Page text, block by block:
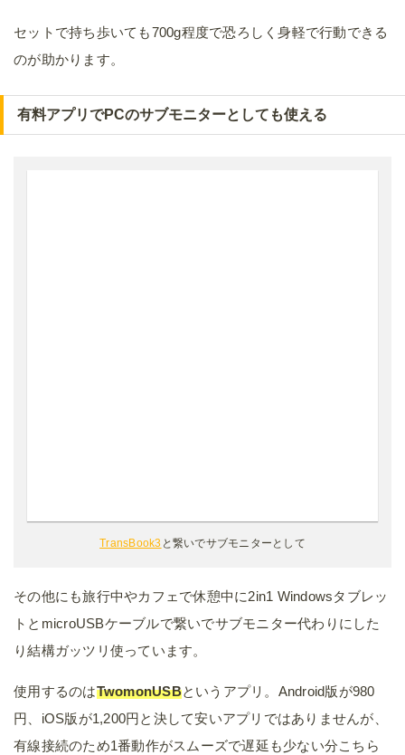
セットで持ち歩いても700g程度で恐ろしく身軽で行動できる
のが助かります。
有料アプリでPCのサブモニターとしても使える
TransBook3 と繋いでサブモニターとして
その他にも旅行中やカフェで休憩中に2in1 Windowsタブレッ
トとmicroUSBケーブルで繋いでサブモニター代わりにした
り結構ガッツリ使っています。
使用するのはTwomonUSBというアプリ。Android版が980
円、iOS版が1,200円と決して安いアプリではありませんが、
有線接続のため1番動作がスムーズで遅延も少ない分こちら